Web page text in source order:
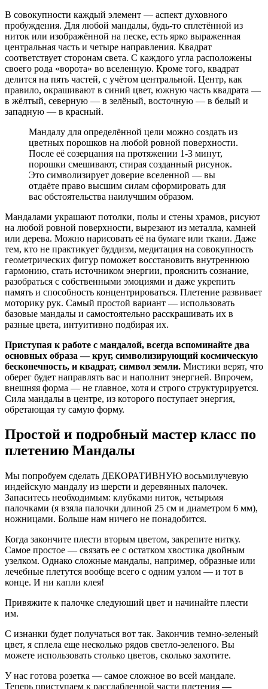
В совокупности каждый элемент — аспект духовного
пробуждения. Для любой мандалы, будь-то сплетённой из
ниток или изображённой на песке, есть ярко выраженная
центральная часть и четыре направления. Квадрат
соответствует сторонам света. С каждого угла расположены
своего рода «ворота» во вселенную. Кроме того, квадрат
делится на пять частей, с учётом центральной. Центр, как
правило, окрашивают в синий цвет, южную часть квадрата —
в жёлтый, северную — в зелёный, восточную — в белый и
западную — в красный.
Мандалу для определённой цели можно создать из
цветных порошков на любой ровной поверхности.
После её созерцания на протяжении 1-3 минут,
порошки смешивают, стирая созданный рисунок.
Это символизирует доверие вселенной — вы
отдаёте право высшим силам сформировать для
вас обстоятельства наилучшим образом.
Мандалами украшают потолки, полы и стены храмов, рисуют
на любой ровной поверхности, вырезают из металла, камней
или дерева. Можно нарисовать её на бумаге или ткани. Даже
тем, кто не практикует буддизм, медитация на совокупность
геометрических фигур поможет восстановить внутреннюю
гармонию, стать источником энергии, прояснить сознание,
разобраться с собственными эмоциями и даже укрепить
память и способность концентрироваться. Плетение развивает
моторику рук. Самый простой вариант — использовать
базовые мандалы и самостоятельно расскрашивать их в
разные цвета, интуитивно подбирая их.
Приступая к работе с мандалой, всегда вспоминайте два
основных образа — круг, символизирующий космическую
бесконечность, и квадрат, символ земли. Мистики верят, что
оберег будет направлять вас и наполнит энергией. Впрочем,
внешняя форма — не главное, хотя и строго структурируется.
Сила мандалы в центре, из которого поступает энергия,
обретающая ту самую форму.
Простой и подробный мастер класс по
плетению Мандалы
Мы попробуем сделать ДЕКОРАТИВНУЮ восьмилучевую
индейскую мандалу из шерсти и деревянных палочек.
Запаситесь необходимым: клубками ниток, четырьмя
палочками (я взяла палочки длиной 25 см и диаметром 6 мм),
ножницами. Больше нам ничего не понадобится.
Когда закончите плести вторым цветом, закрепите нитку.
Самое простое — связать ее с остатком хвостика двойным
узелком. Однако сложные мандалы, например, образные или
лечебные плетутся вообще всего с одним узлом — и тот в
конце. И ни капли клея!
Привяжите к палочке следуюший цвет и начинайте плести
им.
С изнанки будет получаться вот так. Закончив темно-зеленый
цвет, я сплела еще несколько рядов светло-зеленого. Вы
можете использовать столько цветов, сколько захотите.
У нас готова розетка — самое сложное во всей мандале.
Теперь приступаем к расслабленной части плетения —